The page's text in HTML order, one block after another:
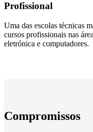
Profissional
Uma das escolas técnicas
cursos profissionais nas
eletrónica e computadores.
Compromissos